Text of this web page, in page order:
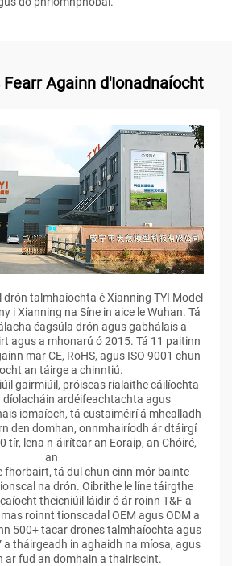
Againn d'Ionadnaíocht
talmhaíochta é Xianning TYI Model
i Xianning na Síne in aice le Wuhan. Tá
éagsúla drón agus gabhálais a
agus a mhonarú ó 2015. Tá 11 paitinn
mar CE, RoHS, agus ISO 9001 chun
an táirge a chinntiú.
gairmiúil, próiseas rialaithe cáilíochta
díolacháin ardéifeachtachta agus
iomaíoch, tá custaiméirí á mhealladh
den domhan, onnmhairíodh ár dtáirgí
tír, lena n-áirítear an Eoraip, an Chóiré,
an
fhorbairt, tá dul chun cinn mór bainte
na drón. Oibrithe le líne táirgthe
theicniúil láidir ó ár roinn T&F a
roinnt tionscadal OEM agus ODM a
500+ tacar drones talmhaíochta agus
a tháirgeadh in aghaidh na míosa, agus
ar fud an domhain a thairiscint.